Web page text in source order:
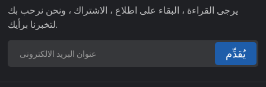
يرجى القراءة ، البقاء على اطلاع ، الاشتراك ، ونحن نرحب بك
لتخبرنا برأيك.
يُقدِّم